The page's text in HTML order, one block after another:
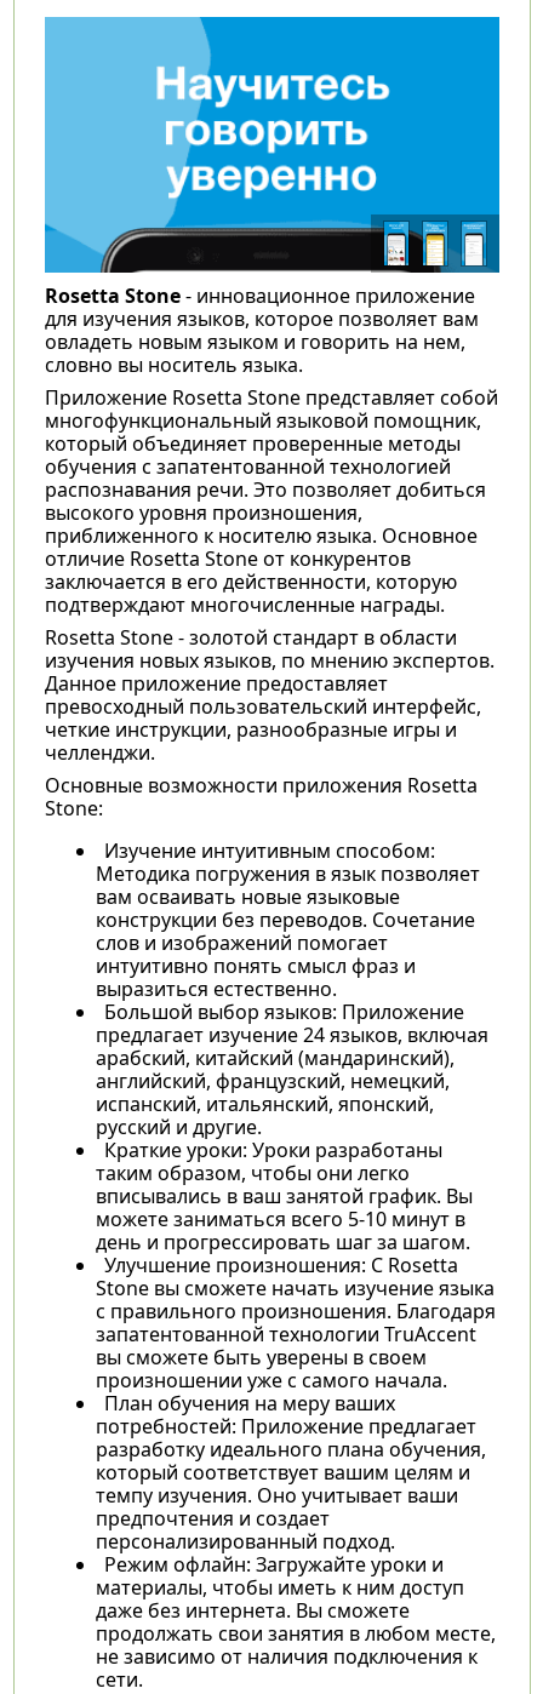
Rosetta Stone- инновационное приложение
для изучения языков, которое позволяет вам
овладеть новым языком и говорить на нем,
словно вы носитель языка.
Приложение Rosetta Stone представляет собой
многофункциональный языковой помощник,
который объединяет проверенные методы
обучения с запатентованной технологией
распознавания речи. Это позволяет добиться
высокого уровня произношения,
приближенного к носителю языка. Основное
отличие Rosetta Stone от конкурентов
заключается в его действенности, которую
подтверждают многочисленные награды.
Rosetta Stone - золотой стандарт в области
изучения новых языков, по мнению экспертов.
Данное приложение предоставляет
превосходный пользовательский интерфейс,
четкие инструкции, разнообразные игры и
челленджи.
Основные возможности приложения Rosetta
Stone:
Изучение интуитивным способом:
Методика погружения в язык позволяет
вам осваивать новые языковые
конструкции без переводов. Сочетание
слов и изображений помогает
интуитивно понять смысл фраз и
выразиться естественно.
Большой выбор языков: Приложение
предлагает изучение 24 языков, включая
арабский, китайский (мандаринский),
английский, французский, немецкий,
испанский, итальянский, японский,
русский и другие.
Краткие уроки: Уроки разработаны
таким образом, чтобы они легко
вписывались в ваш занятой график. Вы
можете заниматься всего 5-10 минут в
день и прогрессировать шаг за шагом.
Улучшение произношения: С Rosetta
Stone вы сможете начать изучение языка
с правильного произношения. Благодаря
запатентованной технологии TruAccent
вы сможете быть уверены в своем
произношении уже с самого начала.
План обучения на меру ваших
потребностей: Приложение предлагает
разработку идеального плана обучения,
который соответствует вашим целям и
темпу изучения. Оно учитывает ваши
предпочтения и создает
персонализированный подход.
Режим офлайн: Загружайте уроки и
материалы, чтобы иметь к ним доступ
даже без интернета. Вы сможете
продолжать свои занятия в любом месте,
не зависимо от наличия подключения к
сети.